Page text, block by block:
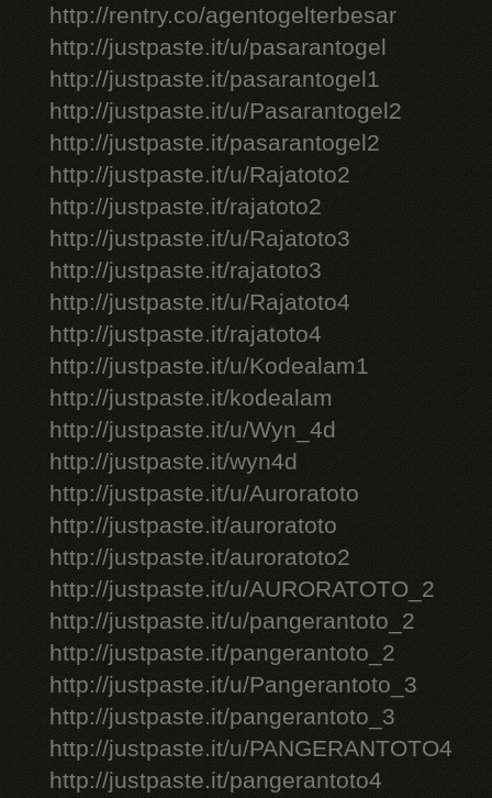
http://rentry.co/agentogelterbesar
http://justpaste.it/u/pasarantogel
http://justpaste.it/pasarantogel1
http://justpaste.it/u/Pasarantogel2
http://justpaste.it/pasarantogel2
http://justpaste.it/u/Rajatoto2
http://justpaste.it/rajatoto2
http://justpaste.it/u/Rajatoto3
http://justpaste.it/rajatoto3
http://justpaste.it/u/Rajatoto4
http://justpaste.it/rajatoto4
http://justpaste.it/u/Kodealam1
http://justpaste.it/kodealam
http://justpaste.it/u/Wyn_4d
http://justpaste.it/wyn4d
http://justpaste.it/u/Auroratoto
http://justpaste.it/auroratoto
http://justpaste.it/auroratoto2
http://justpaste.it/u/AURORATOTO_2
http://justpaste.it/u/pangerantoto_2
http://justpaste.it/pangerantoto_2
http://justpaste.it/u/Pangerantoto_3
http://justpaste.it/pangerantoto_3
http://justpaste.it/u/PANGERANTOTO4
http://justpaste.it/pangerantoto4